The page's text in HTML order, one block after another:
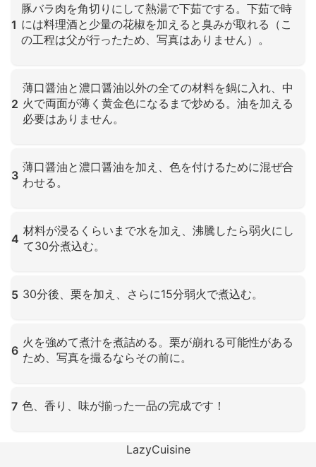
1
豚バラ肉を角切りにして熱湯で下茹でする。下茹で時
には料理酒と少量の花椒を加えると臭みが取れる（こ
の工程は父が行ったため、写真はありません）。
2
薄口醤油と濃口醤油以外の全ての材料を鍋に入れ、中
火で両面が薄く黄金色になるまで炒める。油を加える
必要はありません。
3
薄口醤油と濃口醤油を加え、色を付けるために混ぜ合
わせる。
4
材料が浸るくらいまで水を加え、沸騰したら弱火にし
て30分煮込む。
5 30分後、栗を加え、さらに15分弱火で煮込む。
6
火を強めて煮汁を煮詰める。栗が崩れる可能性がある
ため、写真を撮るならその前に。
7 色、香り、味が揃った一品の完成です！
LazyCuisine